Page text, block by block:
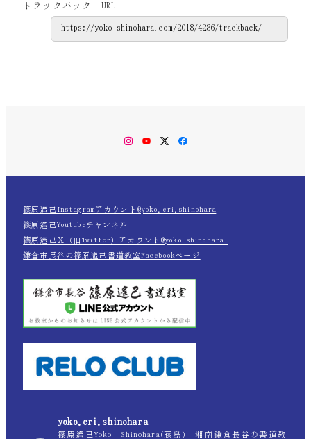
トラックバック URL
Instagram
YouTubeTwitterFacebook
篠原遙己Instagramアカウント@yoko.eri.shinohara
篠原遙己Youtubeチャンネル
篠原遙己Ｘ（旧Twitter）アカウント@yoko_shinohara_
鎌倉市長谷の篠原遙己書道教室Facebookページ
yoko.eri.shinohara
篠原遙己Yoko Shinohara(藤島)｜湘南鎌倉長谷の書道教